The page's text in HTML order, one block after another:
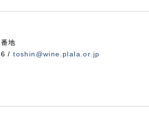
地
/toshin@wine.plala.or.jp